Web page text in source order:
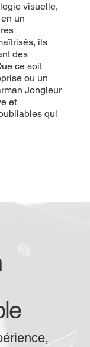
visuelle,
un
ils
des
ce soit
ou un
Jongleur
et
qui